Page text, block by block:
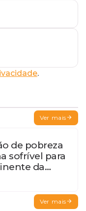
.
Ver mais
de pobreza
sofrível para
da
do Quinto
Ver mais